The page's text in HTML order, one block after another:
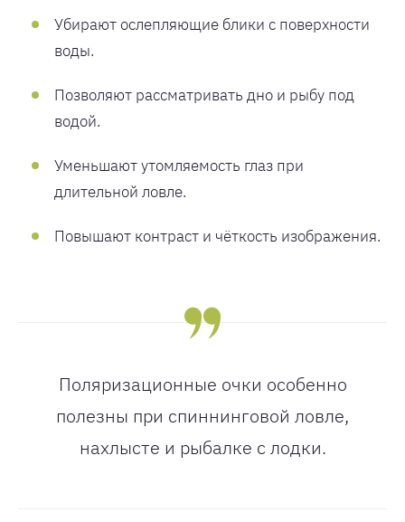
Убирают ослепляющие блики с поверхности
воды.
Позволяют рассматривать дно и рыбу под
водой.
Уменьшают утомляемость глаз при
длительной ловле.
Повышают контраст и чёткость изображения.
Поляризационные очки особенно
полезны при спиннинговой ловле,
нахлысте и рыбалке с лодки.